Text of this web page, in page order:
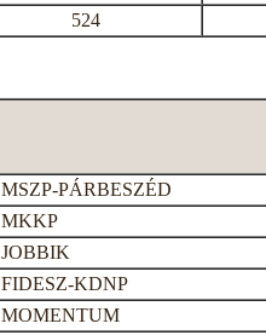
524
MSZP-PÁRBESZÉD
MKKP
JOBBIK
FIDESZ-KDNP
MOMENTUM